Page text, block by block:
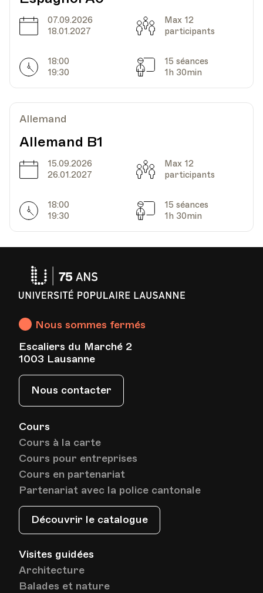
Heure
18.00
HEP - Haute Ecole Pédagogique
Date30.11.2026
HEP - Haute Ecole Pédagogique
Av. de Cour 33
Date07.12.2026 Heure
18.00
Lieu
HEP - Haute Ecole Pédagogique
1005, Lausanne
Date14.12.2026
HEP - Haute Ecole Pédagogique
Date21.12.2026
Lieu
HEP - Haute Ecole Pédagogique
1005, Lausanne
Av. de Cour 33
Date11.01.2027
Date
07.09.2026
18.01.2027
Capacité
Max 12
participants
Horarires
18:00
19:30
Séances
15 séances
1h 30min
Allemand
Allemand B1
Date
15.09.2026
26.01.2027
Capacité
Max 12
participants
Horarires
18:00
19:30
Séances
15 séances
1h 30min
Cours
Cours à la carte
Cours pour entreprises
Cours en partenariat
Partenariat avec la police cantonale
Découvrir le catalogue
Visites guidées
Architecture
Balades et nature
Nous sommes fermés
Escaliers du Marché 2
1003 Lausanne
Nous contacter